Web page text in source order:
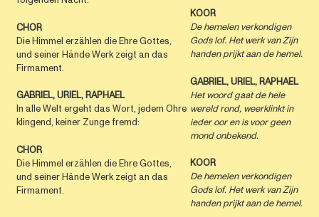
CHOR
Die Himmel erzählen die Ehre Gottes,
und seiner Hände Werk zeigt an das
Firmament.
GABRIEL, URIEL, RAPHAEL
In alle Welt ergeht das Wort, jedem Ohre
klingend, keiner Zunge fremd:
CHOR
Die Himmel erzählen die Ehre Gottes,
und seiner Hände Werk zeigt an das
Firmament.
KOOR
De hemelen verkondigen
Gods lof. Het werk van Zijn
handen prijkt aan de hemel.
GABRIEL, URIEL, RAPHAEL
Het woord gaat de hele
wereld rond, weerklinkt in
ieder oor en is voor geen
mond onbekend.
KOOR
De hemelen verkondigen
Gods lof. Het werk van Zijn
handen prijkt aan de hemel.